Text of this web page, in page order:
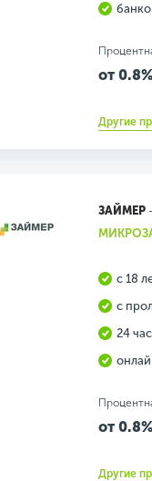
от 0.8%
Другие
ЗАЙМЕР
с 18
с
24
от 0.8%
Другие